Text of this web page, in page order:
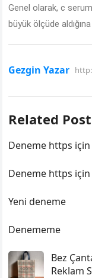
Genel olarak, c
büyük ölçüde
Gezgin Yazar
Related
Deneme https için
Deneme https için
Yeni deneme
Denememe
Bez
Reklam